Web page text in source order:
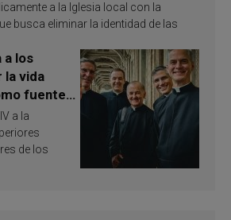
a la Iglesia local con la
busca eliminar la identidad de las
a los
la vida
fuente
a la
de los